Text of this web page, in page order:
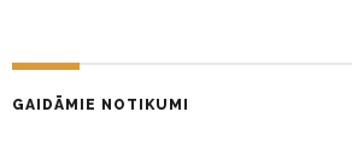
GAIDĀMIE NOTIKUMI